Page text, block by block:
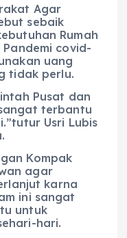
Agar
sebaik
Rumah
covid-
uang
tidak perlu.
Pusat dan
terbantu
Usri Lubis
Kompak
agar
karna
ini sangat
untuk
hari.